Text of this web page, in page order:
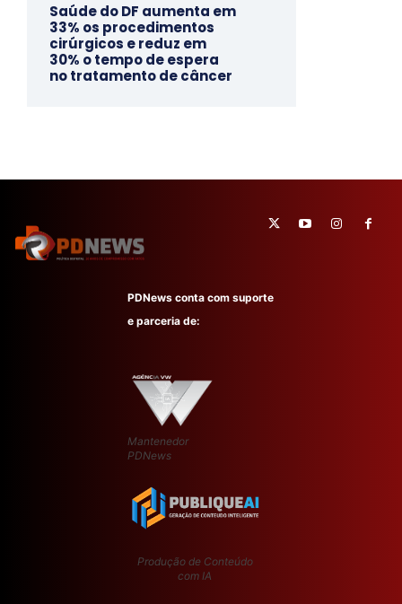
Saúde do DF aumenta em
33% os procedimentos
cirúrgicos e reduz em
30% o tempo de espera
no tratamento de câncer
PDNews conta com suporte
e parceria de:
Mantenedor
PDNews
Produção de Conteúdo
com IA